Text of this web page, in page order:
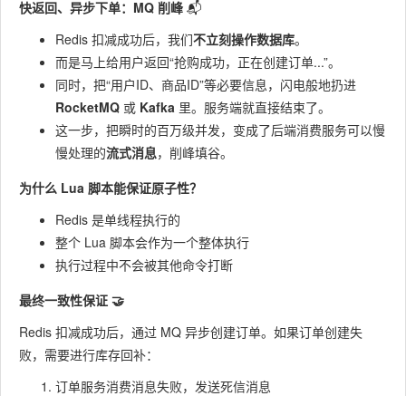
快返回、异步下单：MQ 削峰 📬
Redis 扣减成功后，我们不立刻操作数据库。
而是马上给用户返回“抢购成功，正在创建订单...”。
同时，把“用户ID、商品ID”等必要信息，闪电般地扔进
RocketMQ 或 Kafka 里。服务端就直接结束了。
这一步，把瞬时的百万级并发，变成了后端消费服务可以慢
慢处理的流式消息，削峰填谷。
为什么 Lua 脚本能保证原子性？
Redis 是单线程执行的
整个 Lua 脚本会作为一个整体执行
执行过程中不会被其他命令打断
最终一致性保证 🤝
Redis 扣减成功后，通过 MQ 异步创建订单。如果订单创建失
败，需要进行库存回补：
订单服务消费消息失败，发送死信消息